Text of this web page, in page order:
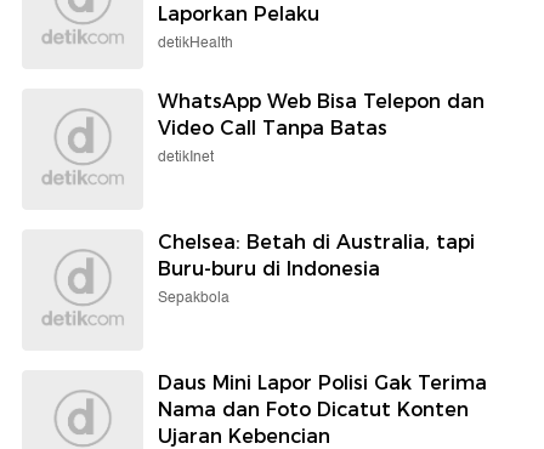
Laporkan Pelaku
detikHealth
WhatsApp Web Bisa Telepon dan
Video Call Tanpa Batas
detikInet
Chelsea: Betah di Australia, tapi
Buru-buru di Indonesia
Sepakbola
Daus Mini Lapor Polisi Gak Terima
Nama dan Foto Dicatut Konten
Ujaran Kebencian